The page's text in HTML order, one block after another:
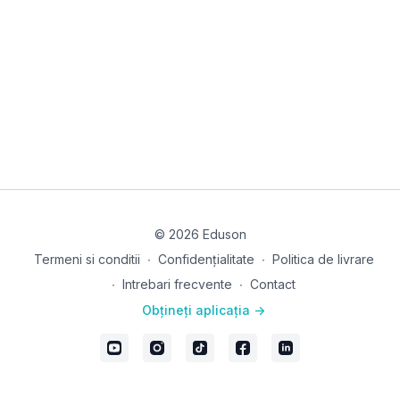
© 2026 Eduson
Termeni si conditii ∙ Confidențialitate ∙ Politica de livrare
∙ Intrebari frecvente ∙ Contact
Obțineți aplicația ->